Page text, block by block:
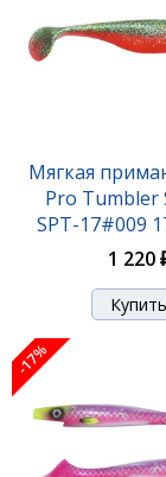
Мягкая
Pro Tumbler
SPT-17#009
1 220
-17%